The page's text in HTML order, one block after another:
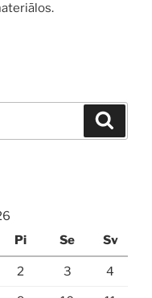
Pi Se Sv
2 3 4